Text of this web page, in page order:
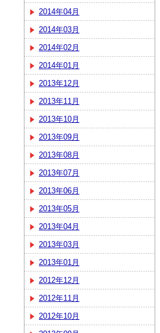
2014年04月
2014年03月
2014年02月
2014年01月
2013年12月
2013年11月
2013年10月
2013年09月
2013年08月
2013年07月
2013年06月
2013年05月
2013年04月
2013年03月
2013年01月
2012年12月
2012年11月
2012年10月